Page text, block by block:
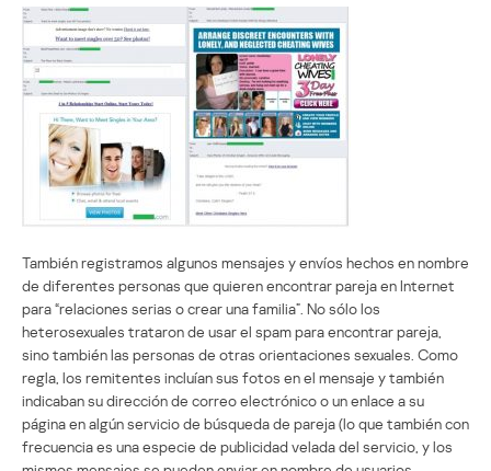
También registramos algunos mensajes y envíos hechos en nombre
de diferentes personas que quieren encontrar pareja en Internet
para “relaciones serias o crear una familia”. No sólo los
heterosexuales trataron de usar el spam para encontrar pareja,
sino también las personas de otras orientaciones sexuales. Como
regla, los remitentes incluían sus fotos en el mensaje y también
indicaban su dirección de correo electrónico o un enlace a su
página en algún servicio de búsqueda de pareja (lo que también con
frecuencia es una especie de publicidad velada del servicio, y los